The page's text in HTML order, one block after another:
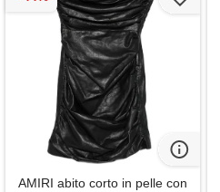
AMIRI abito corto in pelle con